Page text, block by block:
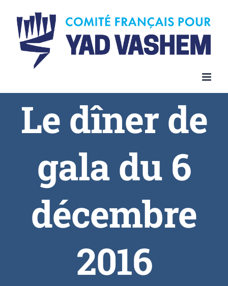
content
Le dîner de
gala du 6
décembre
2016